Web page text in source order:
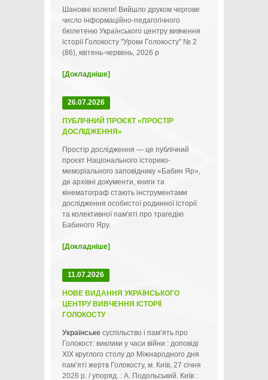
Шановні колеги! Вийшло друком чергове
число інформаційно-педагогічного
бюлетеню Українського центру вивчення
історії Голокосту "Уроки Голокосту" № 2
(86), квітень-червень, 2026 р
[Докладніше]
26.07.2026
ПУБЛІЧНИЙ ПРОЄКТ «ПРОСТІР
ДОСЛІДЖЕННЯ»
Простір дослідження — це публічний
проєкт Національного історико-
меморіального заповіднику «Бабин Яр»,
де архівні документи, книги та
кінематограф стають інструментами
дослідження особистої родинної історії
та колективної пам'яті про трагедію
Бабиного Яру.
[Докладніше]
11.07.2026
НОВЕ ВИДАННЯ УКРАЇНСЬКОГО
ЦЕНТРУ ВИВЧЕННЯ ІСТОРІЇ
ГОЛОКОСТУ
Українське суспільство і пам’ять про
Голокост: виклики у часи війни : доповіді
ХІХ круглого столу до Міжнародного дня
пам’яті жертв Голокосту, м. Київ, 27 січня
2026 р. / упоряд. : А. Подольський. Київ :